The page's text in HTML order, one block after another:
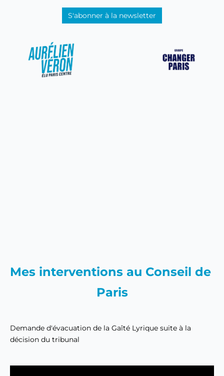
S'abonner à la newsletter
Mes interventions au Conseil de
Paris
Demande d'évacuation de la Gaîté Lyrique suite à la
décision du tribunal